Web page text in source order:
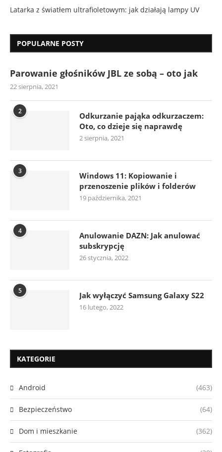
Latarka z światłem ultrafioletowym: jak działają lampy UV
POPULARNE POSTY
Parowanie głośników JBL ze sobą – oto jak
22 sierpnia, 2021
2
Odkurzanie pająka odkurzaczem:
Oto, co dzieje się naprawdę
2 sierpnia, 2021
3
Windows 11: Kopiowanie i
przenoszenie plików i folderów
19 października, 2021
4
Anulowanie DAZN: Jak anulować
subskrypcję
26 stycznia, 2022
5 Jak wyłączyć Samsung Galaxy S22
16 lutego, 2022
KATEGORIE
Android (463)
Bezpieczeństwo (64)
Dom i mieszkanie (362)